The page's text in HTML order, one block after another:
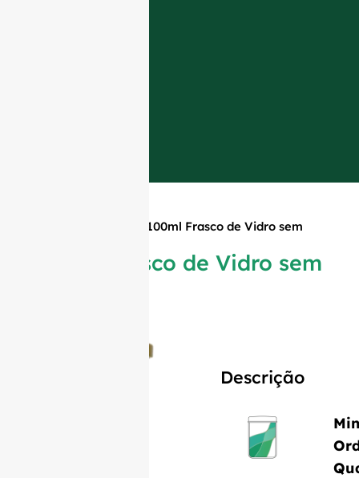
100ml Frasco de Vidro sem
100ml Frasco de Vidro sem
Descrição